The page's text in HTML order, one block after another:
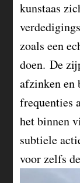
kunstaas
zoals een
doen. De
afzinken en
frequenties
het binnen
subtiele
voor zelfs